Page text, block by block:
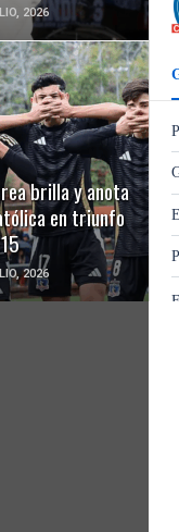
2026
brilla y anota
en triunfo
2026
MÁS